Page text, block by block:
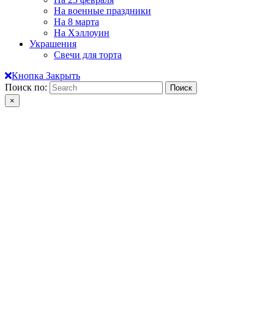
На военные праздники
На 8 марта
На Хэллоуин
Украшения
Свечи для торта
Кнопка Закрыть
Поиск по:
×